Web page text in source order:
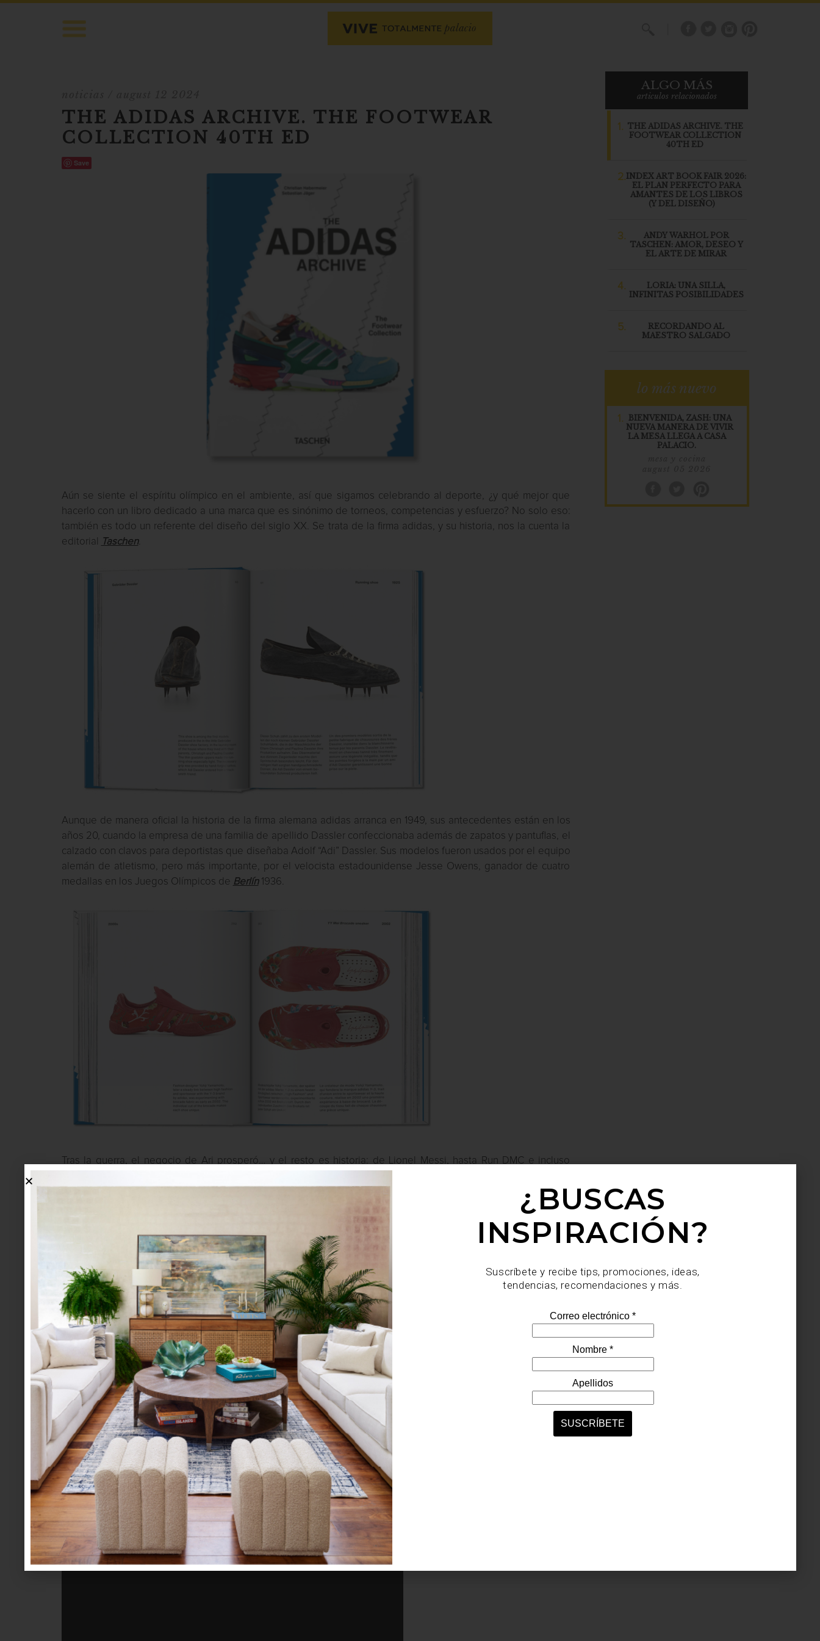
THE ADIDAS ARCHIVE. THE FOOTWEAR
COLLECTION 40TH ED
Save
Aún se siente el espíritu olímpico en el ambiente, así que sigamos celebrando al deporte, ¿y qué mejor que
hacerlo con un libro dedicado a una marca que es sinónimo de torneos, competencias y esfuerzo? No solo eso:
también es todo un referente del diseño del siglo XX. Se trata de la firma adidas, y su historia, nos la cuenta la
editorial Taschen.
Aunque de manera oficial la historia de la firma alemana adidas arranca en 1949, sus antecedentes están en los
años 20, cuando la empresa de una familia de apellido Dassler confeccionaba además de zapatos y pantuflas, el
calzado con clavos para deportistas que diseñaba Adolf “Adi” Dassler. Sus modelos fueron usados por el equipo
alemán de atletismo, pero más importante, por el velocista estadounidense Jesse Owens, ganador de cuatro
medallas en los Juegos Olímpicos de Berlín1936.
Tras la guerra, el negocio de Ari prosperó… y el resto es historia: de Lionel Messi, hasta Run DMC e incluso
los simples mortales solemos tener al menos un par, y los valoramos especialmente si son de edición limitada.
Pero otra razón para sumar este libro a nuestra colección es que sus autores nos cuentan la historia de la marca a
través de más de 200 modelos de tenis, lo que lo hace un objeto indispensable tanto para los fans de los
‘sneakers’, como para los interesados en la cultura del diseño. ¿Ya tuviste la oportunidad de hojear “The Adidas
Archive”? No dejes de hacerlo cuando visites la biblioteca de Casa Palacio. ¡Te va a fascinar!
ALGO MÁS
articulos relacionados
1. THE ADIDAS ARCHIVE. THE
FOOTWEAR COLLECTION
40TH ED
2.INDEX ART BOOK FAIR 2026:
EL PLAN PERFECTO PARA
AMANTES DE LOS LIBROS
(Y DEL DISEÑO)
3.
ANDY WARHOL POR
TASCHEN: AMOR, DESEO Y
EL ARTE DE MIRAR
4.
LORIA: UNA SILLA,
INFINITAS POSIBILIDADES
5.
RECORDANDO AL
MAESTRO SALGADO
lo más nuevo
1.
BIENVENIDA, ZASH: UNA
NUEVA MANERA DE VIVIR
LA MESA LLEGA A CASA
PALACIO.
¿BUSCAS
INSPIRACIÓN?
Suscríbete y recibe tips, promociones, ideas,
tendencias, recomendaciones y más.